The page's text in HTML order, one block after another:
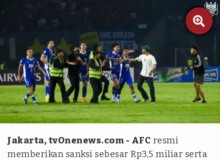

Ratchaburi FC
Jakarta, tvOnenews.com - AFC resmi
memberikan sanksi sebesar Rp3,5 miliar serta